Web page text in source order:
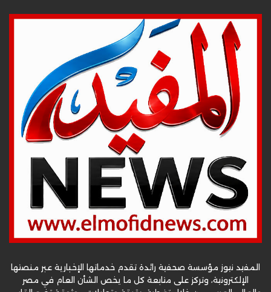
المفيد نيوز مؤسسة صحفية رائدة تقدم خدماتها الإخبارية عبر منصتها
الإلكترونية، وتركز على متابعة كل ما يخص الشأن العام في مصر